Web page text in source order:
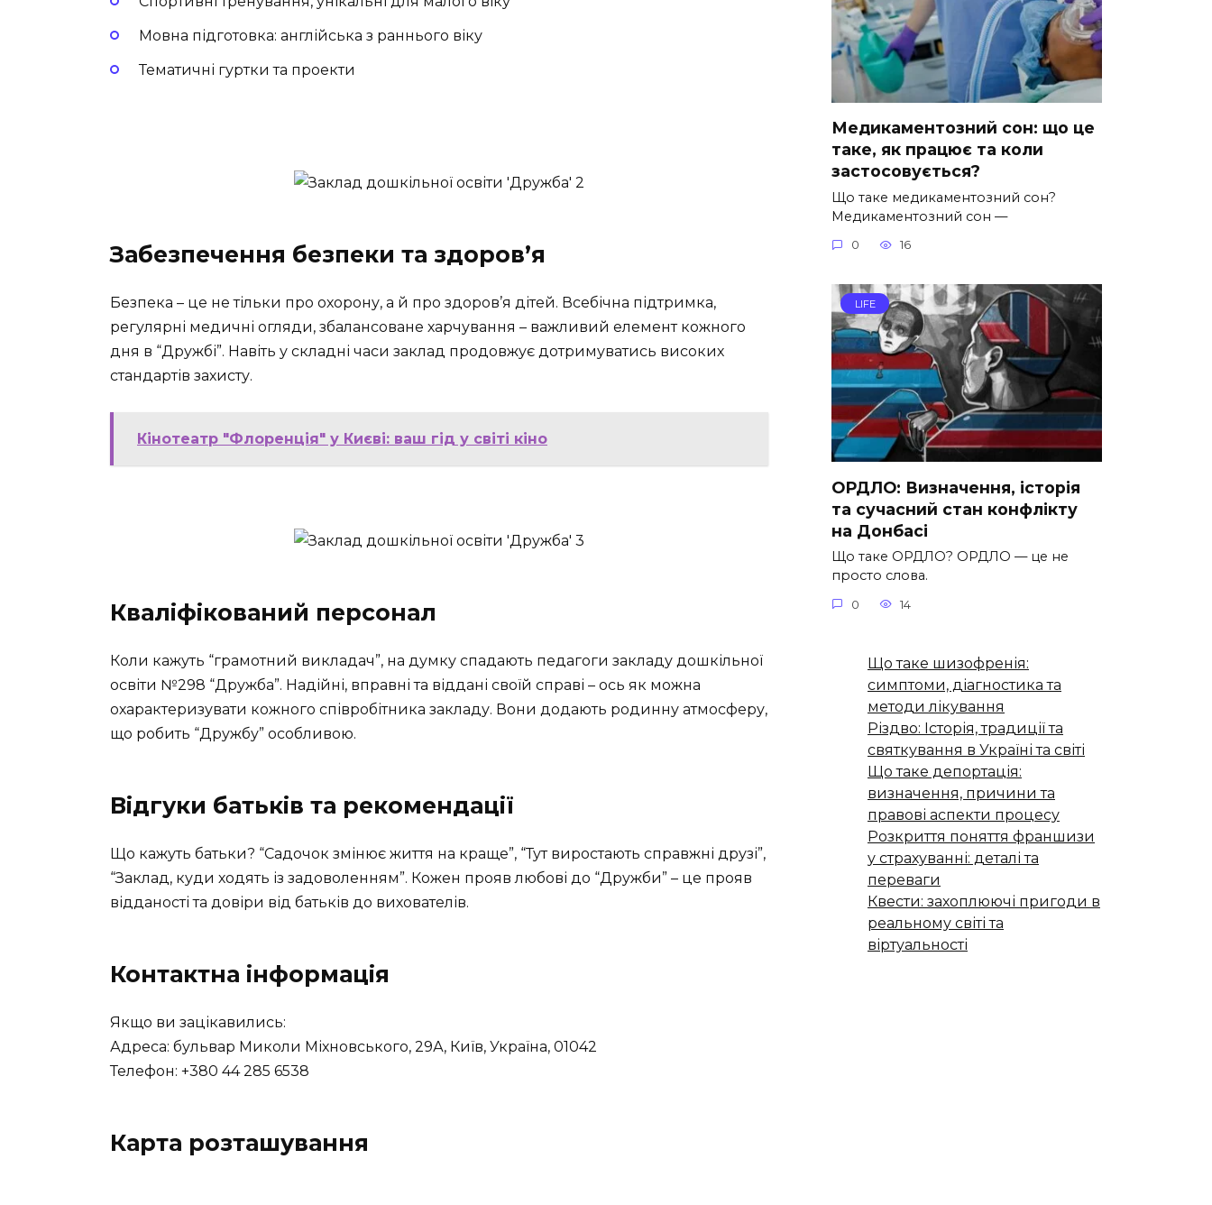
Мовна підготовка: англійська з раннього віку
Тематичні гуртки та проекти
Забезпечення безпеки та здоров’я
Безпека – це не тільки про охорону, а й про здоров’я дітей. Всебічна підтримка,
регулярні медичні огляди, збалансоване харчування – важливий елемент кожного
дня в “Дружбі”. Навіть у складні часи заклад продовжує дотримуватись високих
стандартів захисту.
Кінотеатр "Флоренція" у Києві: ваш гід у світі кіно
Кваліфікований персонал
Коли кажуть “грамотний викладач”, на думку спадають педагоги закладу дошкільної
освіти №298 “Дружба”. Надійні, вправні та віддані своїй справі – ось як можна
охарактеризувати кожного співробітника закладу. Вони додають родинну атмосферу,
що робить “Дружбу” особливою.
Відгуки батьків та рекомендації
Що кажуть батьки? “Садочок змінює життя на краще”, “Тут виростають справжні друзі”,
“Заклад, куди ходять із задоволенням”. Кожен прояв любові до “Дружби” – це прояв
відданості та довіри від батьків до вихователів.
Контактна інформація
Якщо ви зацікавились:
Адреса: бульвар Миколи Міхновського, 29А, Київ, Україна, 01042
Телефон: +380 44 285 6538
Карта розташування
Медикаментозний сон: що це
таке, як працює та коли
застосовується?
Що таке медикаментозний сон?
Медикаментозний сон —
0 16
LIFE
ОРДЛО: Визначення, історія
та сучасний стан конфлікту
на Донбасі
Що таке ОРДЛО? ОРДЛО — це не
просто слова.
0 14
Що таке шизофренія:
симптоми, діагностика та
методи лікування
Різдво: Історія, традиції та
святкування в Україні та світі
Що таке депортація:
визначення, причини та
правові аспекти процесу
Розкриття поняття франшизи
у страхуванні: деталі та
переваги
Квести: захоплюючі пригоди в
реальному світі та
віртуальності